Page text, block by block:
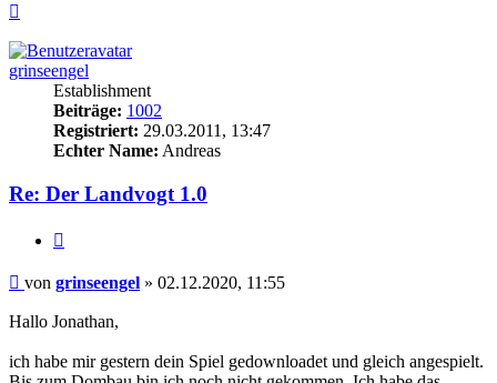
grinseengel
Establishment
Beiträge: 1002
Registriert: 29.03.2011, 13:47
Echter Name: Andreas
Re: Der Landvogt 1.0
Beitrag
von grinseengel » 02.12.2020, 11:55
Hallo Jonathan,
ich habe mir gestern dein Spiel gedownloadet und gleich angespielt.